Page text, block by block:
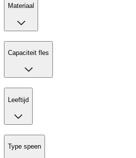
Materiaal
Capaciteit fles
Leeftijd
Type speen